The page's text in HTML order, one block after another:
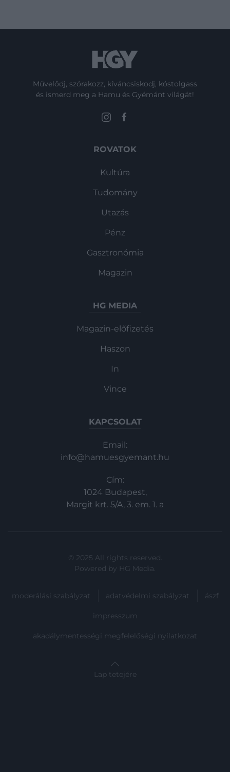
Művelődj, szórakozz, kíváncsiskodj, kóstolgass
és ismerd meg a Hamu és Gyémánt világát!
ROVATOK
Kultúra
Tudomány
Utazás
Pénz
Gasztronómia
Magazin
HG MEDIA
Magazin-előfizetés
Haszon
In
Vince
KAPCSOLAT
Email:
info@hamuesgyemant.hu
Cím:
1024 Budapest,
Margit krt. 5/A, 3. em. 1. a
© 2025 All rights reserved.
Powered by HG Media.
moderálási szabályzat adatvédelmi szabályzat ászf
impresszum
akadálymentességi megfelelőségi nyilatkozat
Lap tetejére